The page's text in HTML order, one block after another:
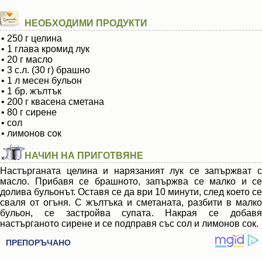
НЕОБХОДИМИ ПРОДУКТИ
• 250 г целина
• 1 глава кромид лук
• 20 г масло
• 3 с.л. (30 г) брашно
• 1 л месен бульон
• 1 бр. жълтък
• 200 г квасена сметана
• 80 г сирене
• сол
• лимонов сок
НАЧИН НА ПРИГОТВЯНЕ
Настърганата целина и нарязаният лук се запържват с
масло. Прибавя се брашното, запържва се малко и се
долива бульонът. Оставя се да ври 10 минути, след което се
сваля от огъня. С жълтъка и сметаната, разбити в малко
бульон, се застройва супата. Накрая се добавя
настърганото сирене и се подправя със сол и лимонов сок.